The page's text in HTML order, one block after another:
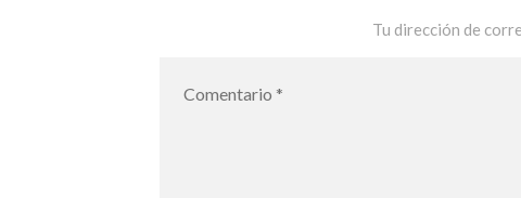
Tu dirección de